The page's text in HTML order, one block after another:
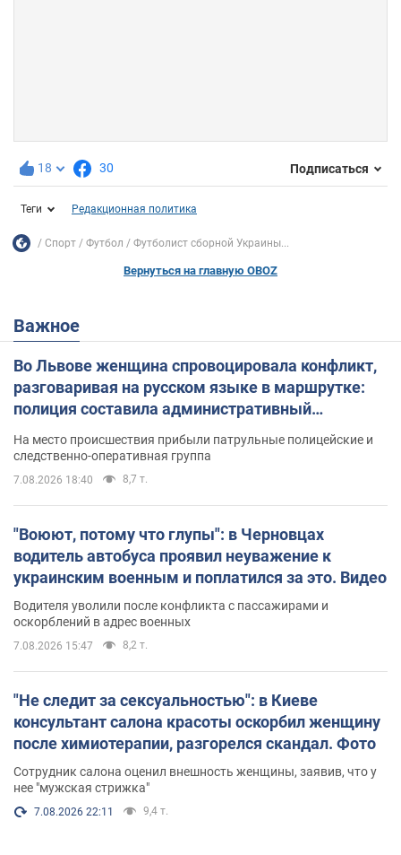
18 30 Подписаться
Теги Редакционная политика
Спорт Футбол Футболист сборной Украины...
Вернуться на главную OBOZ
Важное
Во Львове женщина спровоцировала конфликт,
разговаривая на русском языке в маршрутке:
полиция составила административный
протокол. Видео
На место происшествия прибыли патрульные полицейские и
следственно-оперативная группа
7.08.2026 18:40 8,7 т.
"Воюют, потому что глупы": в Черновцах
водитель автобуса проявил неуважение к
украинским военным и поплатился за это. Видео
Водителя уволили после конфликта с пассажирами и
оскорблений в адрес военных
7.08.2026 15:47 8,2 т.
"Не следит за сексуальностью": в Киеве
консультант салона красоты оскорбил женщину
после химиотерапии, разгорелся скандал. Фото
Сотрудник салона оценил внешность женщины, заявив, что у
нее "мужская стрижка"
7.08.2026 22:11 9,4 т.